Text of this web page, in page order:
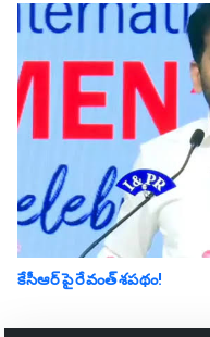
కేసీఆర్ పై రేవంత్ శపథం!